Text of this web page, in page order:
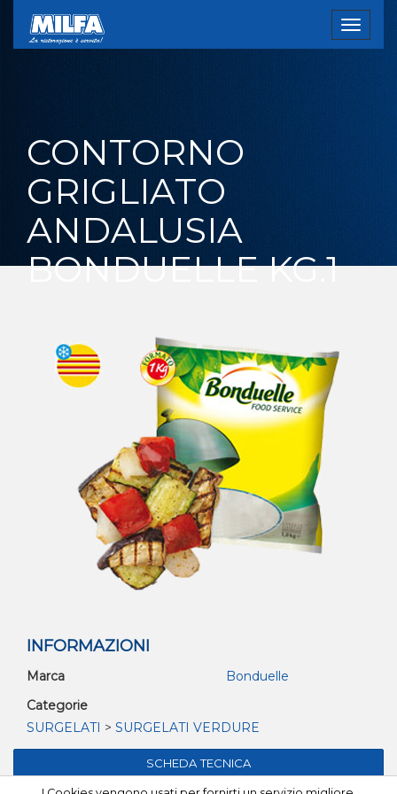
Toggle
CONTORNO
GRIGLIATO
ANDALUSIA
BONDUELLE KG.1
INFORMAZIONI
Marca
Bonduelle
Categorie
SURGELATI > SURGELATI VERDURE